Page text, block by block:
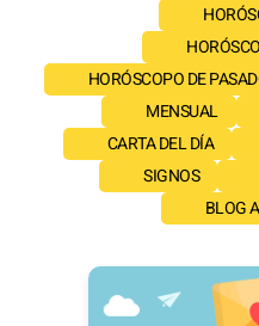
HORÓSCOPO DE
MENSUAL
CARTA DEL DÍA
SIGNOS
BLOG